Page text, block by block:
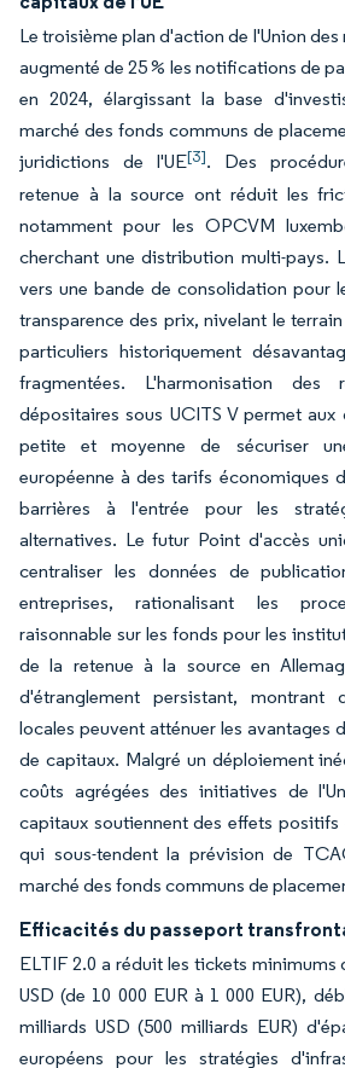
Le troisième plan d'action de l'Union des
augmenté de 25 % les notifications de
en 2024, élargissant la base
marché des fonds communs de
juridictions de l'UE[3]. Des
retenue à la source ont réduit les
notamment pour les OPCVM
cherchant une distribution multi-pays.
vers une bande de consolidation pour
transparence des prix, nivelant le
particuliers historiquement
fragmentées. L'harmonisation des
dépositaires sous UCITS V permet aux
petite et moyenne de sécuriser
européenne à des tarifs économiques
barrières à l'entrée pour les
alternatives. Le futur Point d'accès
centraliser les données de
entreprises, rationalisant les
raisonnable sur les fonds pour les
de la retenue à la source en
d'étranglement persistant, montrant
locales peuvent atténuer les avantages
de capitaux. Malgré un déploiement
coûts agrégées des initiatives de
capitaux soutiennent des effets
qui sous-tendent la prévision de
marché des fonds communs de
Efficacités du passeport
ELTIF 2.0 a réduit les tickets minimums
USD (de 10 000 EUR à 1 000 EUR),
milliards USD (500 milliards EUR)
européens pour les stratégies